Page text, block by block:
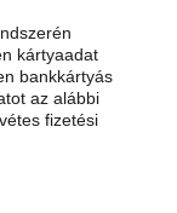
kártyaadat
bankkártyás
az alábbi
fizetési